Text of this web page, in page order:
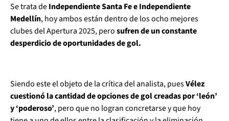
Se trata deIndependiente Santa Fe e Independiente
Medellín, hoy ambos están dentro de los ocho mejores
clubes del Apertura 2025, perosufren de un constante
desperdicio de oportunidades de gol.
Siendo este el objeto de la crítica del analista, puesVélez
cuestionó la cantidad de opciones de gol creadas por ‘león’
y ‘poderoso’, pero que no logran concretarse y que hoy